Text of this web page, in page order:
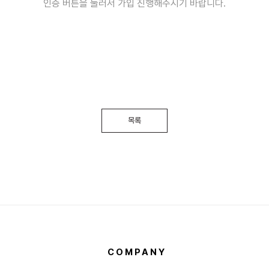
인증 버튼을 눌러서 가입 진행해주시기 바랍니다.
목록
COMPANY